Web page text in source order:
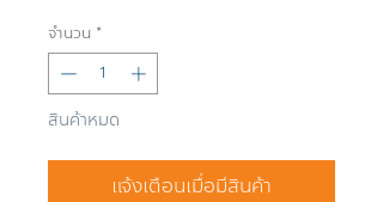
จำนวน *
สินค้าหมด
แจ้งเตือนเมื่อมีสินค้า